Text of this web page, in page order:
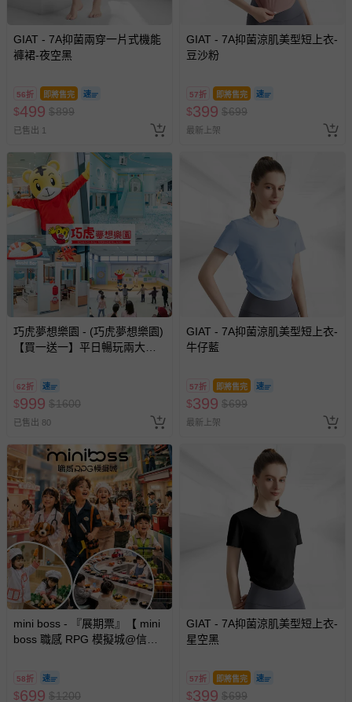
GIAT - 7A抑菌兩穿一片式機能
褲裙-夜空黑
56折 即將售完
$499 $899
已售出 1
GIAT - 7A抑菌涼肌美型短上衣-
豆沙粉
57折 即將售完
$399 $699
最新上架
巧虎夢想樂園 - (巧虎夢想樂園)
【買一送一】平日暢玩兩大一
2026/10/16 正券逾期視同現金
券使用
62折
$999 $1600
已售出 80
GIAT - 7A抑菌涼肌美型短上衣-
牛仔藍
57折 即將售完
$399 $699
最新上架
mini boss - 『展期票』【 mini
boss 職感 RPG 模擬城@信義
換，依現場梯次安排入場，逾
58折
$699 $1200
GIAT - 7A抑菌涼肌美型短上衣-
星空黑
57折 即將售完
$399 $699